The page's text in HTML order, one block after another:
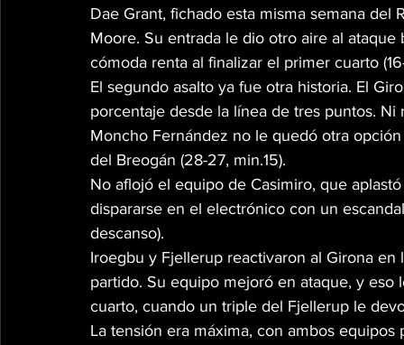
Dae Grant, fichado esta misma semana
Moore. Su entrada le dio otro aire al
cómoda renta al finalizar el primer cuarto
El segundo asalto ya fue otra historia. El
porcentaje desde la línea de tres puntos.
Moncho Fernández no le quedó otra
del Breogán (28-27, min.15).
No aflojó el equipo de Casimiro, que
dispararse en el electrónico con un
descanso).
Iroegbu y Fjellerup reactivaron al Girona
partido. Su equipo mejoró en ataque, y
cuarto, cuando un triple del Fjellerup le
La tensión era máxima, con ambos